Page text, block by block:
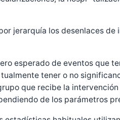
jerarquía los desenlaces
esperado de eventos que
tener o no
que recibe la
de los parámetros